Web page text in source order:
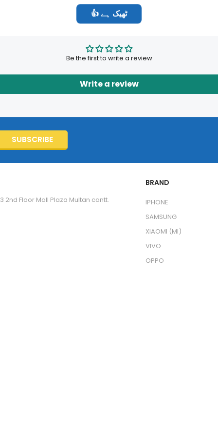
Be the first to write a review
Write a review
SUBSCRIBE
2nd Floor Mall Plaza Multan cantt.
BRAND
IPHONE
SAMSUNG
XIAOMI (MI)
VIVO
OPPO
👍 ٹھیک ہے